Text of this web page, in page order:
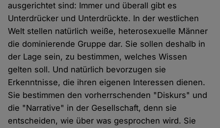
ausgerichtet sind: Immer und überall gibt es
Unterdrücker und Unterdrückte. In der westlichen
Welt stellen natürlich weiße, heterosexuelle Männer
die dominierende Gruppe dar. Sie sollen deshalb in
der Lage sein, zu bestimmen, welches Wissen
gelten soll. Und natürlich bevorzugen sie
Erkenntnisse, die ihren eigenen Interessen dienen.
Sie bestimmen den vorherrschenden "Diskurs" und
die "Narrative" in der Gesellschaft, denn sie
entscheiden, wie über was gesprochen wird. Sie